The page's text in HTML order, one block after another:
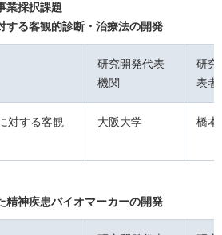
業採択課題
する客観的診断・治療法の開発
研究開発代表
機関
研究
表者
対する客観
大阪大学 橋
精神疾患バイオマーカーの開発